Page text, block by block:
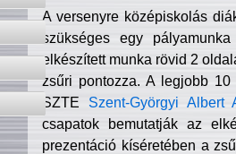
A versenyre középiskolás
szükséges egy
elkészített munka rövid 2
zsűri pontozza. A legjobb
SZTE Szent-Györgyi Albert
csapatok bemutatják az
prezentáció kíséretében a